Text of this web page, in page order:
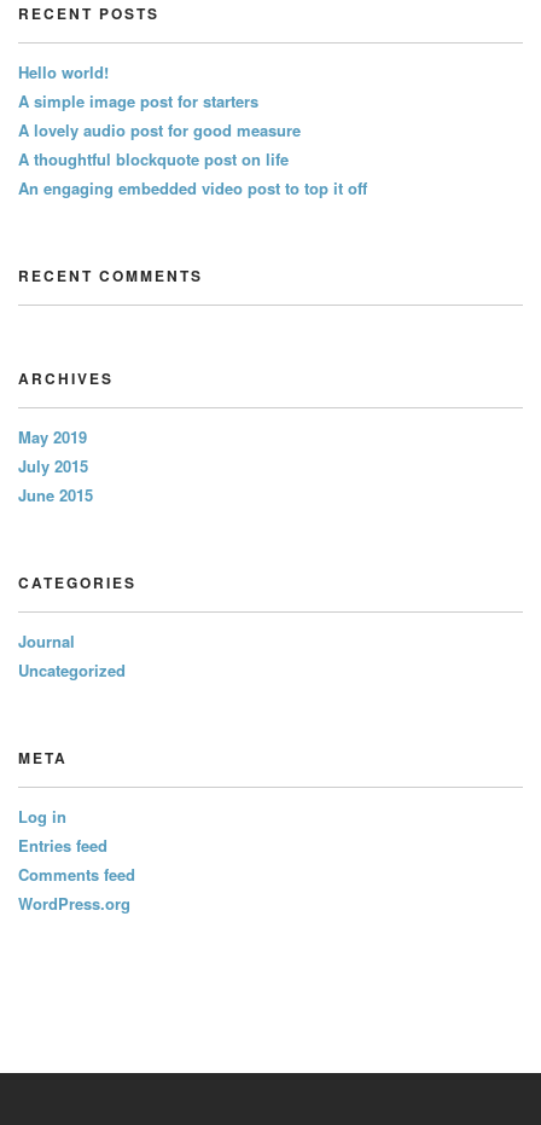
RECENT POSTS
Hello world!
A simple image post for starters
A lovely audio post for good measure
A thoughtful blockquote post on life
An engaging embedded video post to top it off
RECENT COMMENTS
ARCHIVES
May 2019
July 2015
June 2015
CATEGORIES
Journal
Uncategorized
META
Log in
Entries feed
Comments feed
WordPress.org